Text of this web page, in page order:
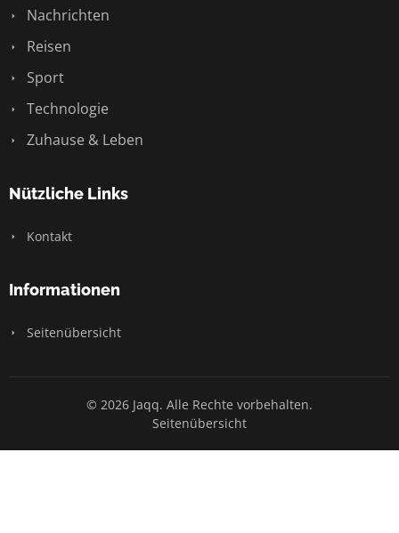
Nachrichten
Reisen
Sport
Technologie
Zuhause & Leben
Nützliche Links
Kontakt
Informationen
Seitenübersicht
© 2026 Jaqq. Alle Rechte vorbehalten.
Seitenübersicht